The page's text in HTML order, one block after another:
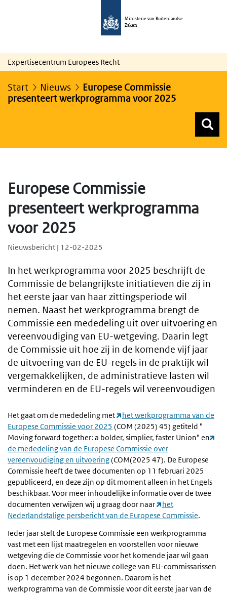
Ministerie van Buitenlandse
Zaken
Expertisecentrum Europees Recht
Start Nieuws
Europese Commissie
presenteert werkprogramma voor 2025
Europese Commissie
presenteert werkprogramma
voor 2025
Nieuwsbericht | 12-02-2025
In het werkprogramma voor 2025 beschrijft de
Commissie de belangrijkste initiatieven die zij in
het eerste jaar van haar zittingsperiode wil
nemen. Naast het werkprogramma brengt de
Commissie een mededeling uit over uitvoering en
vereenvoudiging van EU-wetgeving. Daarin legt
de Commissie uit hoe zij in de komende vijf jaar
de uitvoering van de EU-regels in de praktijk wil
vergemakkelijken, de administratieve lasten wil
verminderen en de EU-regels wil vereenvoudigen
Het gaat om de mededeling met
het werkprogramma van de
Europese Commissie voor 2025 (COM (2025) 45) getiteld "
Moving forward together: a bolder, simplier, faster Union" en
de mededeling van de Europese Commissie over
vereenvoudiging en uitvoering(COM(2025 47). De Europese
Commissie heeft de twee documenten op 11 februari 2025
gepubliceerd, en deze zijn op dit moment alleen in het Engels
beschikbaar. Voor meer inhoudelijke informatie over de twee
documenten verwijzen wij u graag door naar
het
Nederlandstalige persbericht van de Europese Commissie.
Ieder jaar stelt de Europese Commissie een werkprogramma
vast met een lijst maatregelen en voorstellen voor nieuwe
wetgeving die de Commissie voor het komende jaar wil gaan
doen. Het werk van het nieuwe college van EU-commissarissen
is op 1 december 2024 begonnen. Daarom is het
werkprogramma van de Commissie voor dit eerste jaar van de